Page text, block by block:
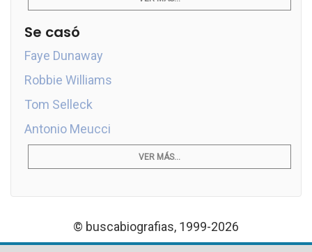
Se casó
Faye Dunaway
Robbie Williams
Tom Selleck
Antonio Meucci
VER MÁS...
© buscabiografias, 1999-2026